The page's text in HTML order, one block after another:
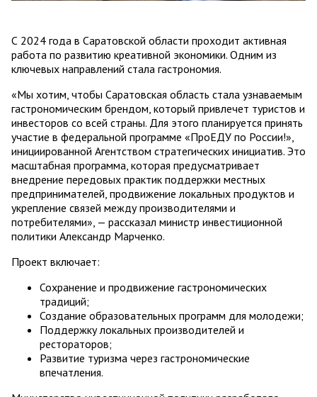
С 2024 года в Саратовской области проходит активная
работа по развитию креативной экономики. Одним из
ключевых направлений стала гастрономия.
«Мы хотим, чтобы Саратовская область стала узнаваемым
гастрономическим брендом, который привлечет туристов и
инвесторов со всей страны. Для этого планируется принять
участие в федеральной программе «ПроЕДУ по России!»,
инициированной Агентством стратегических инициатив. Это
масштабная программа, которая предусматривает
внедрение передовых практик поддержки местных
предпринимателей, продвижение локальных продуктов и
укрепление связей между производителями и
потребителями», — рассказал министр инвестиционной
политики Александр Марченко.
Проект включает:
Сохранение и продвижение гастрономических
традиций;
Создание образовательных программ для молодежи;
Поддержку локальных производителей и
рестораторов;
Развитие туризма через гастрономические
впечатления.